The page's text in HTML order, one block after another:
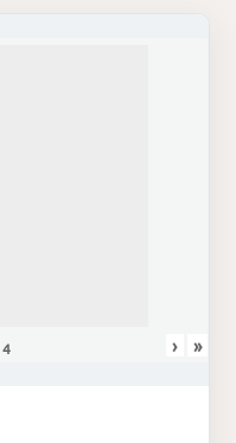
4 › »